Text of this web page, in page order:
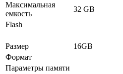
Максимальная
емкость
32 GB
Flash
Размер
16GB
Формат
Параметры памяти